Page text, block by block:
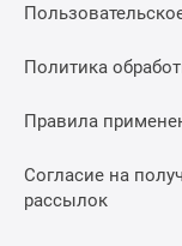
Политика
Правила
Согласие на
рассылок